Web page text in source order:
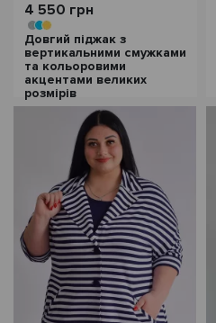
4 550 грн
Довгий піджак з
вертикальними смужками
та кольоровими
акцентами великих
розмірів